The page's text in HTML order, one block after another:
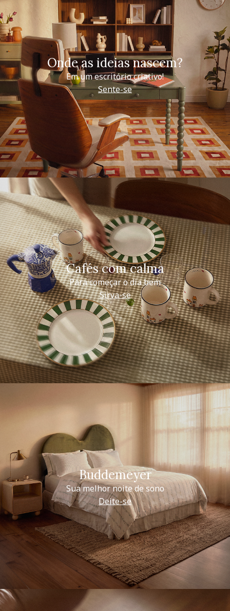
Onde as ideias nascem?
Em um escritório criativo!
Sente-se
Cafés com calma
Para começar o dia bem
Sirva-se
Buddemeyer
Sua melhor noite de sono
Deite-se